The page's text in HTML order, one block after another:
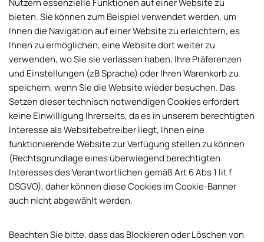
Nutzern essenzielle Funktionen auf einer Website zu
bieten. Sie können zum Beispiel verwendet werden, um
Ihnen die Navigation auf einer Website zu erleichtern, es
Ihnen zu ermöglichen, eine Website dort weiter zu
verwenden, wo Sie sie verlassen haben, Ihre Präferenzen
und Einstellungen (zB Sprache) oder Ihren Warenkorb zu
speichern, wenn Sie die Website wieder besuchen. Das
Setzen dieser technisch notwendigen Cookies erfordert
keine Einwilligung Ihrerseits, da es in unserem berechtigten
Interesse als Websitebetreiber liegt, Ihnen eine
funktionierende Website zur Verfügung stellen zu können
(Rechtsgrundlage eines überwiegend berechtigten
Interesses des Verantwortlichen gemäß Art 6 Abs 1 lit f
DSGVO), daher können diese Cookies im Cookie-Banner
auch nicht abgewählt werden.
Beachten Sie bitte, dass das Blockieren oder Löschen von